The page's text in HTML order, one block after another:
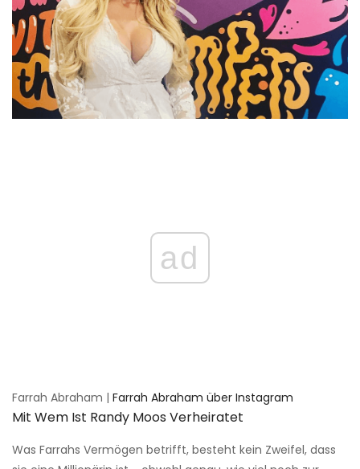
ad
Farrah Abraham | Farrah Abraham über Instagram
Mit Wem Ist Randy Moos Verheiratet
Was Farrahs Vermögen betrifft, besteht kein Zweifel, dass